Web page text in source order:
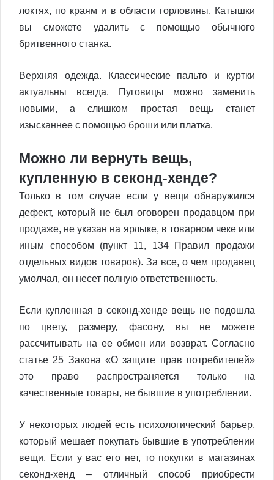
локтях, по краям и в области горловины. Катышки
вы сможете удалить с помощью обычного
бритвенного станка.
Верхняя одежда. Классические пальто и куртки
актуальны всегда. Пуговицы можно заменить
новыми, а слишком простая вещь станет
изысканнее с помощью броши или платка.
Можно ли вернуть вещь,
купленную в секонд-хенде?
Только в том случае если у вещи обнаружился
дефект, который не был оговорен продавцом при
продаже, не указан на ярлыке, в товарном чеке или
иным способом (пункт 11, 134 Правил продажи
отдельных видов товаров). За все, о чем продавец
умолчал, он несет полную ответственность.
Если купленная в секонд-хенде вещь не подошла
по цвету, размеру, фасону, вы не можете
рассчитывать на ее обмен или возврат. Согласно
статье 25 Закона «О защите прав потребителей»
это право распространяется только на
качественные товары, не бывшие в употреблении.
У некоторых людей есть психологический барьер,
который мешает покупать бывшие в употреблении
вещи. Если у вас его нет, то покупки в магазинах
секонд-хенд – отличный способ приобрести